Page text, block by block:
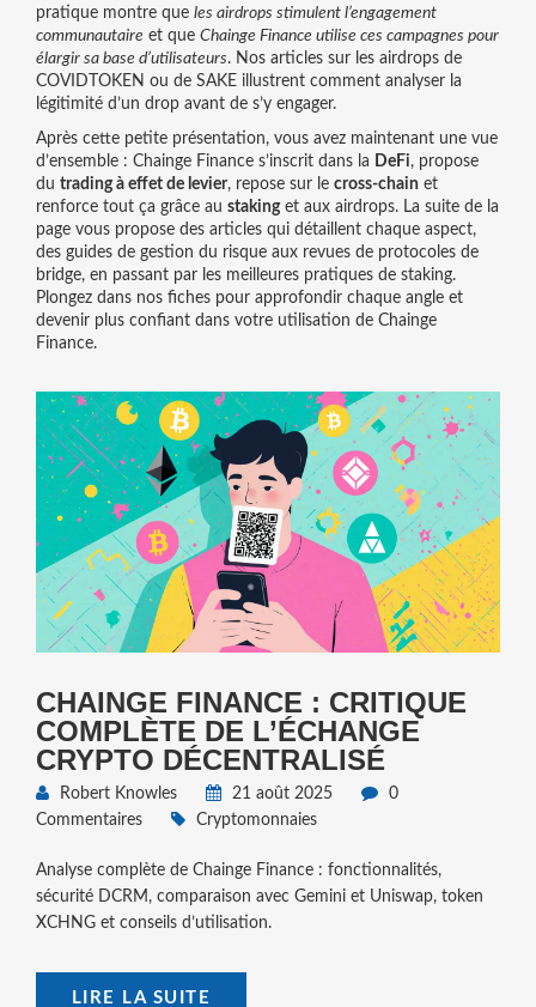
pratique montre que les airdrops stimulent l’engagement
communautaire et que Chainge Finance utilise ces campagnes pour
élargir sa base d’utilisateurs. Nos articles sur les airdrops de
COVIDTOKEN ou de SAKE illustrent comment analyser la
légitimité d’un drop avant de s’y engager.
Après cette petite présentation, vous avez maintenant une vue
d’ensemble : Chainge Finance s’inscrit dans la DeFi, propose
du trading à effet de levier, repose sur le cross‑chain et
renforce tout ça grâce au stakinget aux airdrops. La suite de la
page vous propose des articles qui détaillent chaque aspect,
des guides de gestion du risque aux revues de protocoles de
bridge, en passant par les meilleures pratiques de staking.
Plongez dans nos fiches pour approfondir chaque angle et
devenir plus confiant dans votre utilisation de Chainge
Finance.
CHAINGE FINANCE : CRITIQUE
COMPLÈTE DE L’ÉCHANGE
CRYPTO DÉCENTRALISÉ
Robert Knowles 21 août 2025
0
Commentaires
Cryptomonnaies
Analyse complète de Chainge Finance : fonctionnalités,
sécurité DCRM, comparaison avec Gemini et Uniswap, token
XCHNG et conseils d’utilisation.
LIRE LA SUITE